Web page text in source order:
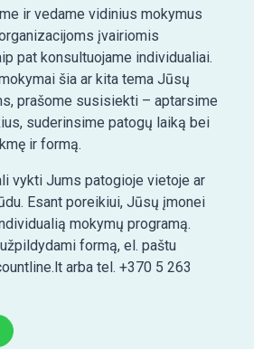
ir vedame vidinius mokymus
įvairiomis
pat konsultuojame individualiai.
šia ar kita tema Jūsų
prašome susisiekti – aptarsime
suderinsime patogų laiką bei
ir formą.
vykti Jums patogioje vietoje ar
Esant poreikiui, Jūsų įmonei
mokymų programą.
formą, el. paštu
arba tel. +370 5 263